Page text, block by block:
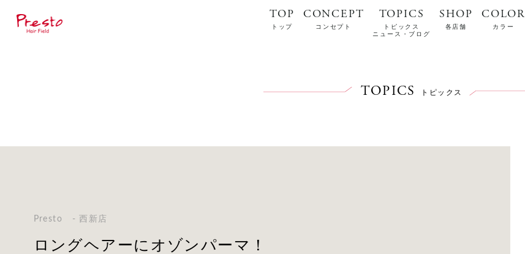
TOP
トップ
CONCEPT
コンセプト
TOPICS
トピックス
ニュース・ブログ
SHOP
各店舗
COLOR
カラー
TOPICS トピックス
Presto - 西新店
ロングヘアーにオゾンパーマ！